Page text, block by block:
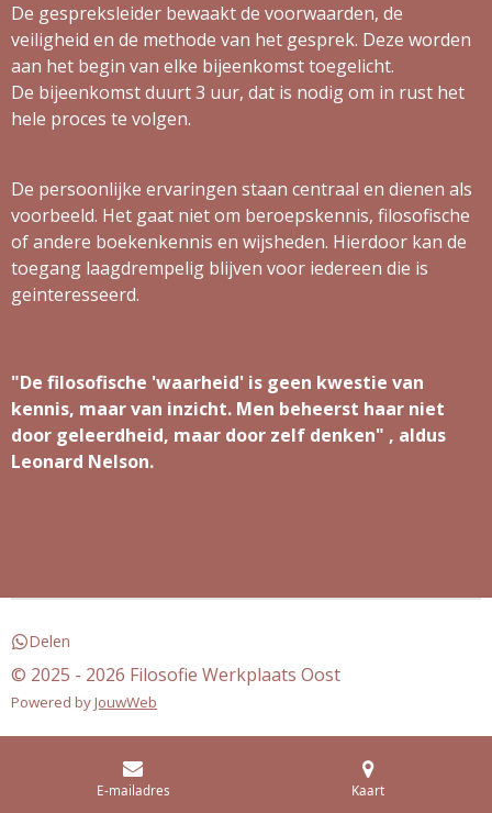
De gespreksleider bewaakt de voorwaarden, de
veiligheid en de methode van het gesprek. Deze worden
aan het begin van elke bijeenkomst toegelicht.
De bijeenkomst duurt 3 uur, dat is nodig om in rust het
hele proces te volgen.
De persoonlijke ervaringen staan centraal en dienen als
voorbeeld. Het gaat niet om beroepskennis, filosofische
of andere boekenkennis en wijsheden. Hierdoor kan de
toegang laagdrempelig blijven voor iedereen die is
geinteresseerd.
"De filosofische 'waarheid' is geen kwestie van
kennis, maar van inzicht. Men beheerst haar niet
door geleerdheid, maar door zelf denken" , aldus
Leonard Nelson.
Delen
© 2025 - 2026 Filosofie Werkplaats Oost
Powered byJouwWeb
E-mailadres Kaart